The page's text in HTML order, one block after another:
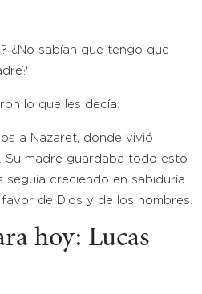
¿No sabían que tengo que
lo que les decía.
a Nazaret, donde vivió
Su madre guardaba todo esto
seguía creciendo en sabiduría
de Dios y de los hombres.
hoy: Lucas